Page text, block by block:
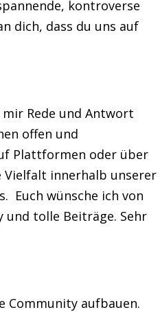
kontroverse
dich, dass du uns auf
Rede und Antwort
offen und
Plattformen oder über
Vielfalt innerhalb unserer
Euch wünsche ich von
und tolle Beiträge. Sehr
Community aufbauen.